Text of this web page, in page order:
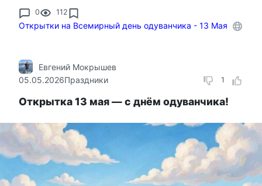
0 112
Открытки на Всемирный день одуванчика - 13 Мая
1
Евгений Мокрышев
05.05.2026Праздники
Открытка 13 мая — с днём одуванчика!